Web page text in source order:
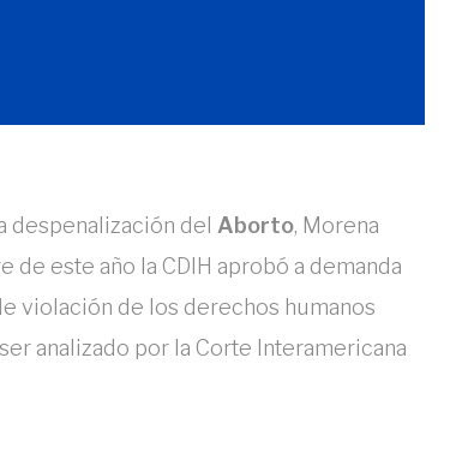
despenalización del Aborto, Morena
de este año la CDIH aprobó a demanda
violación de los derechos humanos
analizado por la Corte Interamericana